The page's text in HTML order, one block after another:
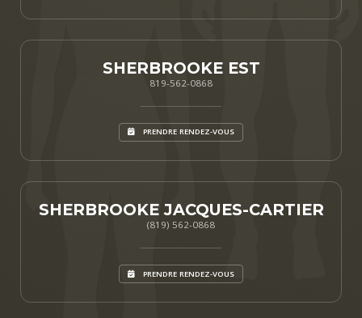
SHERBROOKE EST
819-562-0868
PRENDRE RENDEZ-VOUS
SHERBROOKE JACQUES-CARTIER
(819) 562-0868
PRENDRE RENDEZ-VOUS